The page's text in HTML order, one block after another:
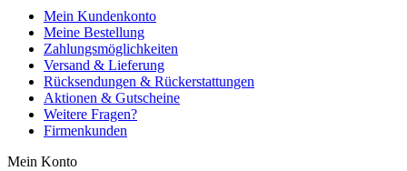
Mein Kundenkonto
Meine Bestellung
Zahlungsmöglichkeiten
Versand & Lieferung
Rücksendungen & Rückerstattungen
Aktionen & Gutscheine
Weitere Fragen?
Firmenkunden
Mein Konto